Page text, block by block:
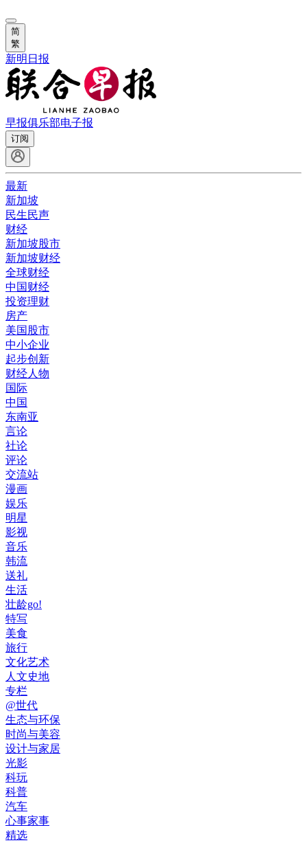
简
繁
新明日报
早报俱乐部电子报
订阅
最新
新加坡
民生民声
财经
新加坡股市
新加坡财经
全球财经
中国财经
投资理财
房产
美国股市
中小企业
起步创新
财经人物
国际
中国
东南亚
言论
社论
评论
交流站
漫画
娱乐
明星
影视
音乐
韩流
送礼
生活
壮龄go!
特写
美食
旅行
文化艺术
人文史地
专栏
@世代
生态与环保
时尚与美容
设计与家居
光影
科玩
科普
汽车
心事家事
精选